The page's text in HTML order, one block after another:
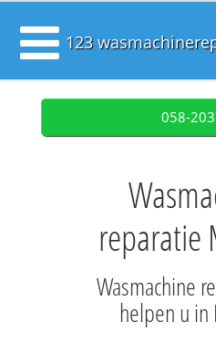
123
058-
reparatie
Wasmachine
helpen u in